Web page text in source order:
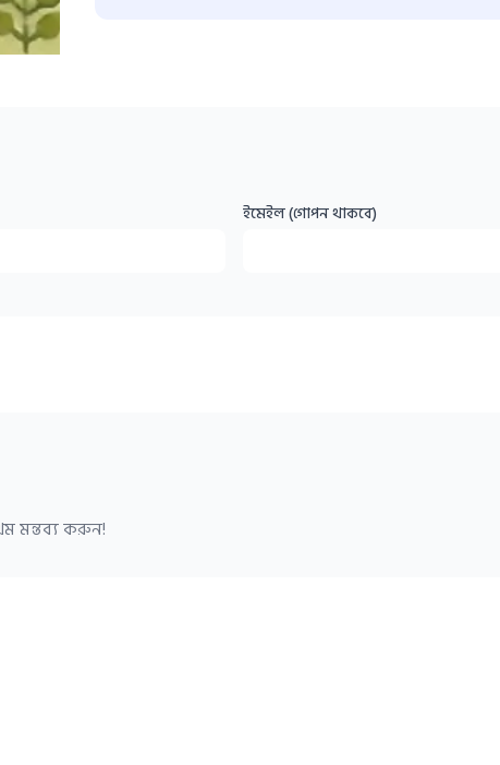
ইমেইল (গোপন থাকবে)
মন্তব্য করুন!